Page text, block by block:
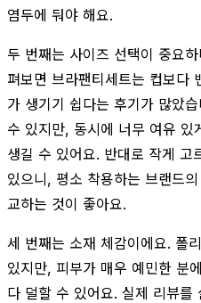
염두에 둬야 해요.
두 번째는 사이즈 선택이 중요
펴보면 브라팬티세트는 컵보다
가 생기기 쉽다는 후기가 많았
수 있지만, 동시에 너무 여유 있
생길 수 있어요. 반대로 작게 고
있으니, 평소 착용하는 브랜드
교하는 것이 좋아요.
세 번째는 소재 체감이에요. 폴
있지만, 피부가 매우 예민한 분
다 덜할 수 있어요. 실제 리뷰를